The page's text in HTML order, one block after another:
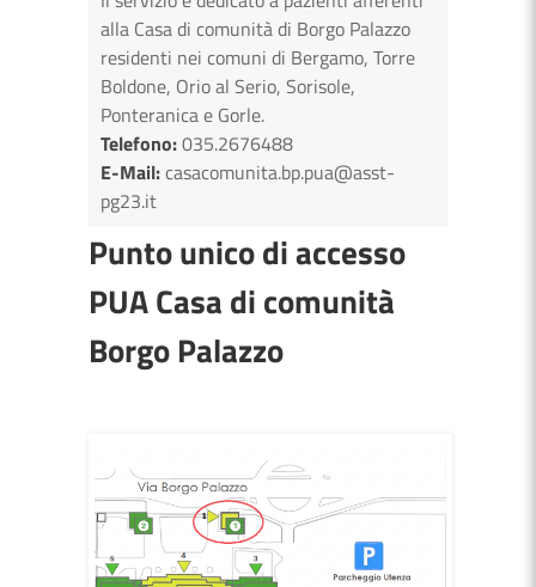
alla Casa di comunità di Borgo Palazzo
residenti nei comuni di Bergamo, Torre
Boldone, Orio al Serio, Sorisole,
Ponteranica e Gorle.
Telefono:035.2676488
E-Mail:casacomunita.bp.pua@asst-
pg23.it
Punto unico di accesso
PUA Casa di comunità
Borgo Palazzo